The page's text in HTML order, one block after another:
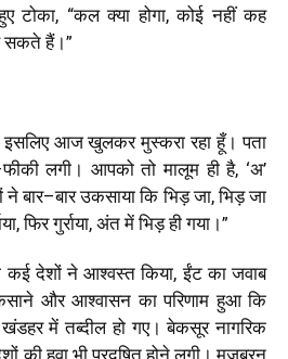
टोका, “कल क्या होगा,कोई नहीं कह
सकते हैं।”
इसलिए आज खुलकर मुस्करा रहा हूँ। पता
फीकी लगी। आपको तो मालूम ही है, ‘अ’
ने बार–बार उकसाया कि भिड़ जा,भिड़ जा
,फिर गुर्राया, अंत में भिड़ ही गया।”
कई देशों ने आश्वस्त किया,ईंट का जवाब
और आश्वासन का परिणाम हुआ कि
खंडहर में तब्दील हो गए। बेकसूर नागरिक
की हवा भी प्रदूषित होने लगी। मजबूरन